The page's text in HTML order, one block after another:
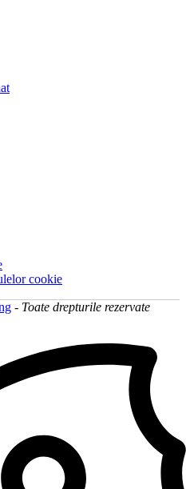
cookie
- Toate drepturile rezervate